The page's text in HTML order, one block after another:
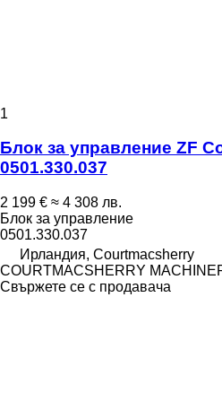
1
Блок за управление ZF
0501.330.037
2 199 € ≈ 4 308 лв.
Блок за управление
0501.330.037
Ирландия, Courtmacsherry
COURTMACSHERRY
Свържете се с продавача